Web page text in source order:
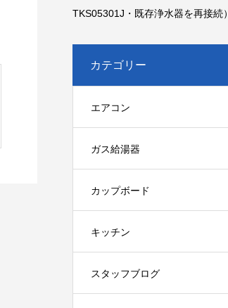
TKS05301J・既存浄水器を再接続）
カテゴリー
エアコン
ガス給湯器
カップボード
キッチン
スタッフブログ